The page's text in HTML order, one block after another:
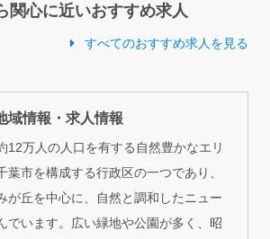
関心に近いおすすめ求人
すべてのおすすめ求人を見る
域情報・求人情報
12万人の人口を有する自然豊かなエリ
葉市を構成する行政区の一つであり、
が丘を中心に、自然と調和したニュー
でいます。広い緑地や公園が多く、昭